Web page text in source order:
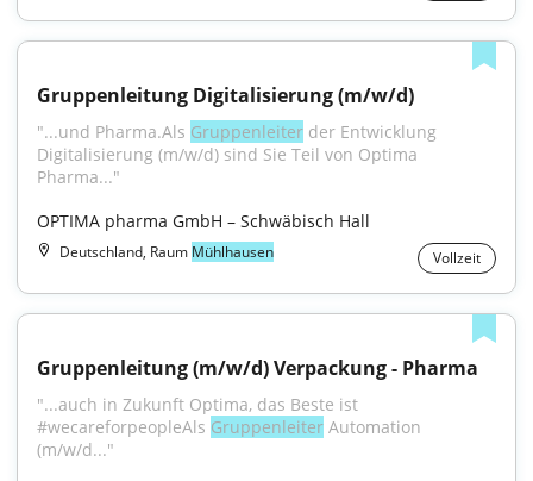
Gruppenleitung Digitalisierung (m/w/d)
"...und Pharma.Als Gruppenleiter der Entwicklung
Digitalisierung (m/w/d) sind Sie Teil von Optima
Pharma..."
OPTIMA pharma GmbH – Schwäbisch Hall
Deutschland, Raum Mühlhausen Vollzeit
Gruppenleitung (m/w/d) Verpackung - Pharma
"...auch in Zukunft Optima, das Beste ist
#wecareforpeopleAls Gruppenleiter Automation
(m/w/d..."